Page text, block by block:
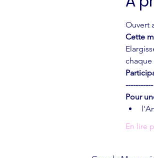
Ouvert
Cette
-----------
Pour
En lire